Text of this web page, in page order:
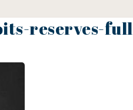
reserves-full